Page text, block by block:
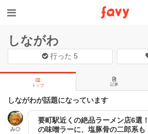
しながわ
行った 5
トップ 記事
しながわが話題になっています
み◎
要町駅近くの絶品ラーメン店6選
の味噌ラーに、塩豚骨の二郎系も